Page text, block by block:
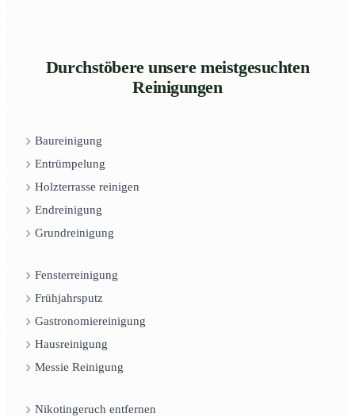
Durchstöbere unsere meistgesuchten
Reinigungen
Baureinigung
Entrümpelung
Holzterrasse reinigen
Endreinigung
Grundreinigung
Fensterreinigung
Frühjahrsputz
Gastronomiereinigung
Hausreinigung
Messie Reinigung
Nikotingeruch entfernen